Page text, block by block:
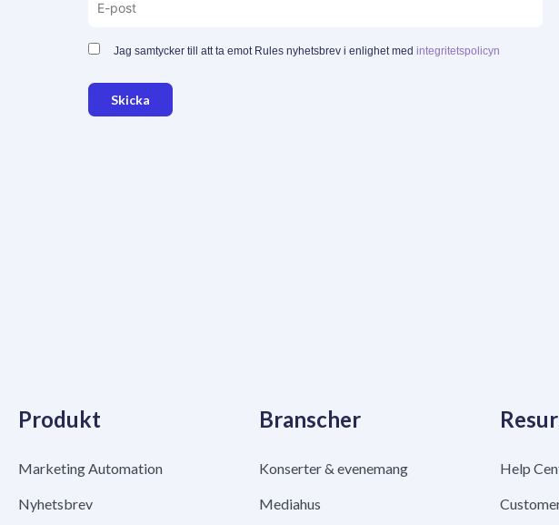
Jag samtycker till att ta emot Rules nyhetsbrev i enlighet med integritetspolicyn
Skicka
Produkt
Marketing Automation
Nyhetsbrev
Branscher
Konserter & evenemang
Mediahus
Help